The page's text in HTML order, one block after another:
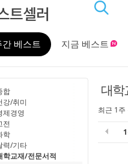
트셀러
간 베스트 지금 베스트
합
강/취미
제경영
전
학
력/기타
학교재/전문서적
대학
최근 1